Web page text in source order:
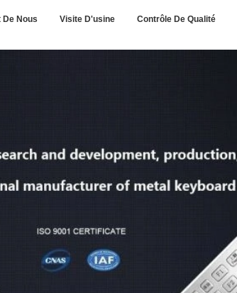
De Nous Visite D'usine Contrôle De Qualité